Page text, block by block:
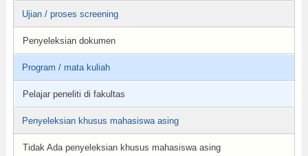
Ujian / proses screening
Penyeleksian dokumen
Program / mata kuliah
Pelajar peneliti di fakultas
Penyeleksian khusus mahasiswa asing
Tidak Ada penyeleksian khusus mahasiswa asing